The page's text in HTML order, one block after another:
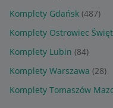
Komplety Gdańsk (487)
Komplety Ostrowiec
Komplety Lubin (84)
Komplety Warszawa (28)
Komplety Tomaszów